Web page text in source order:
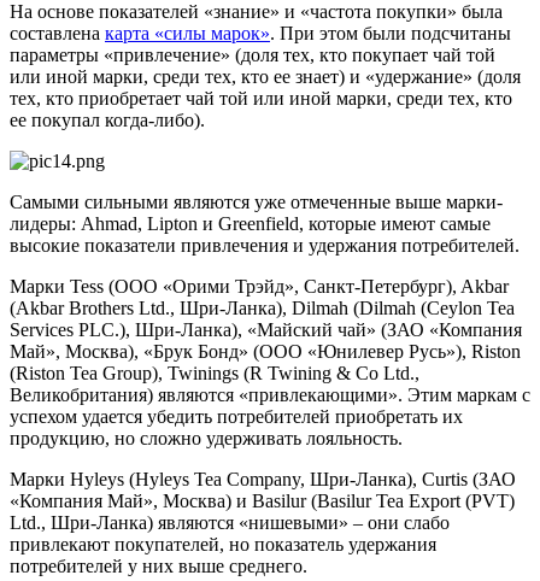
На основе показателей «знание» и «частота покупки» была
составлена карта «силы марок». При этом были подсчитаны
параметры «привлечение» (доля тех, кто покупает чай той
или иной марки, среди тех, кто ее знает) и «удержание» (доля
тех, кто приобретает чай той или иной марки, среди тех, кто
ее покупал когда-либо).
Самыми сильными являются уже отмеченные выше марки-
лидеры: Ahmad, Lipton и Greenfield, которые имеют самые
высокие показатели привлечения и удержания потребителей.
Марки Tess (ООО «Орими Трэйд», Санкт-Петербург), Akbar
(Akbar Brothers Ltd., Шри-Ланка), Dilmah (Dilmah (Ceylon Tea
Services PLC.), Шри-Ланка), «Майский чай» (ЗАО «Компания
Май», Москва), «Брук Бонд» (ООО «Юнилевер Русь»), Riston
(Riston Tea Group), Twinings (R Twining & Co Ltd.,
Великобритания) являются «привлекающими». Этим маркам с
успехом удается убедить потребителей приобретать их
продукцию, но сложно удерживать лояльность.
Марки Hyleys (Hyleys Tea Company, Шри-Ланка), Curtis (ЗАО
«Компания Май», Москва) и Basilur (Basilur Tea Export (PVT)
Ltd., Шри-Ланка) являются «нишевыми» – они слабо
привлекают покупателей, но показатель удержания
потребителей у них выше среднего.